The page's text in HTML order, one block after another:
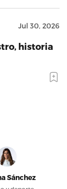
Jul 30, 2026
historia
Sánchez